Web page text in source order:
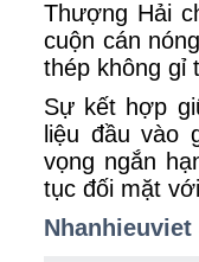
Thượng Hải
cuộn cán
thép không gỉ
Sự kết hợp
liệu đầu vào
vọng ngắn
tục đối mặt
Nhanhieuviet